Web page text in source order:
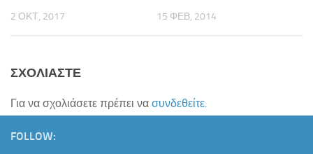
Εκδόσεις
Ασκληπιάδες
Asclipiada Magazine Vol. 2
2 ΟΚΤ, 2017 15 ΦΕΒ, 2014
ΣΧΟΛΙΆΣΤΕ
Για να σχολιάσετε πρέπει να συνδεθείτε.
FOLLOW: